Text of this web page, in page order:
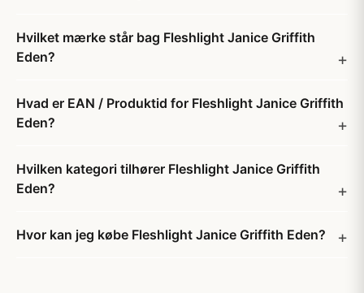
Hvilket mærke står bag Fleshlight Janice Griffith
Eden?
Hvad er EAN / Produktid for Fleshlight Janice Griffith
Eden?
Hvilken kategori tilhører Fleshlight Janice Griffith
Eden?
Hvor kan jeg købe Fleshlight Janice Griffith Eden?